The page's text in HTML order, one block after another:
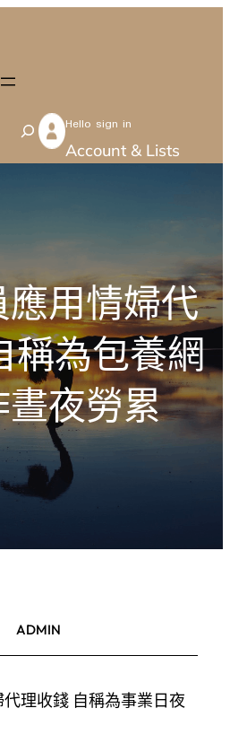
S
e
Hello sign in
Account & Lists
用情婦代
稱為包養網
晝夜勞累
ADMIN